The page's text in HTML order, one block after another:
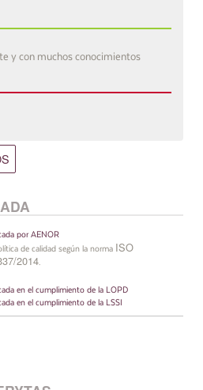
y con muchos conocimientos
de calidad según la norma ISO
2014.